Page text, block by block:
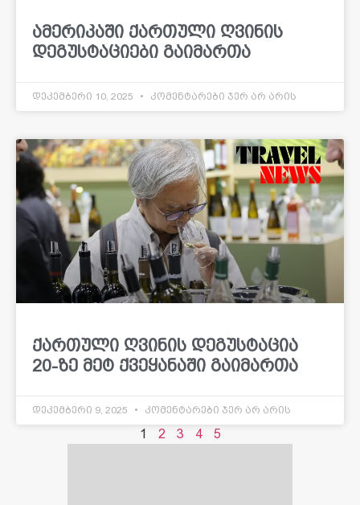
ამერიკაში ქართული ღვინის
დეგუსტაციები გაიმართა
დეკემბერი 10, 2025 კომენტარები ჯერ არ არის
ქართული ღვინის დეგუსტაცია
20-ზე მეტ ქვეყანაში გაიმართა
დეკემბერი 9, 2025 კომენტარები ჯერ არ არის
1 2 3 4 5